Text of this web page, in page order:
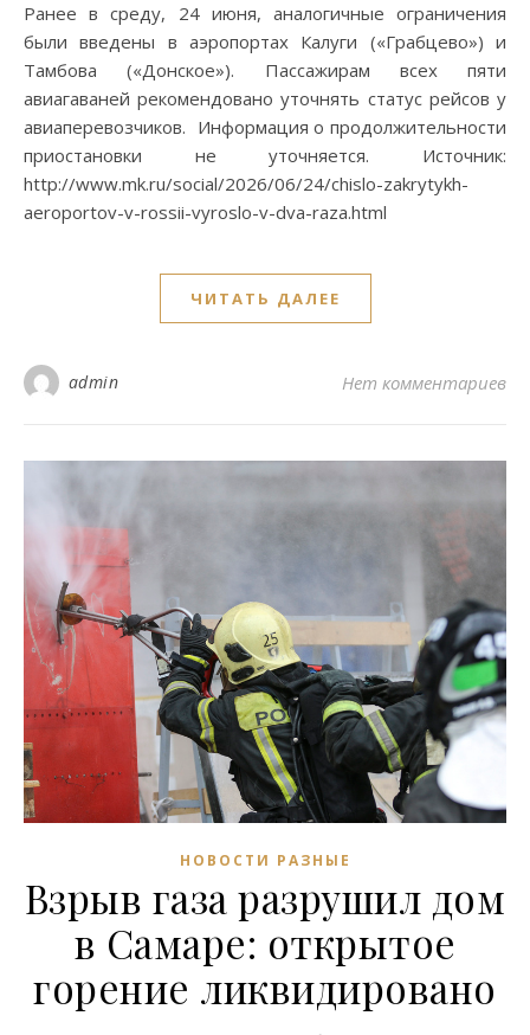
Ранее в среду, 24 июня, аналогичные ограничения
были введены в аэропортах Калуги («Грабцево») и
Тамбова («Донское»). Пассажирам всех пяти
авиагаваней рекомендовано уточнять статус рейсов у
авиаперевозчиков. Информация о продолжительности
приостановки не уточняется. Источник:
http://www.mk.ru/social/2026/06/24/chislo-zakrytykh-
aeroportov-v-rossii-vyroslo-v-dva-raza.html
ЧИТАТЬ ДАЛЕЕ
admin Нет комментариев
НОВОСТИ РАЗНЫЕ
Взрыв газа разрушил дом
в Самаре: открытое
горение ликвидировано